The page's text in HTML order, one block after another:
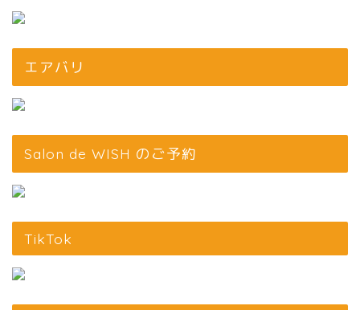
エアバリ
Salon de WISH のご予約
TikTok